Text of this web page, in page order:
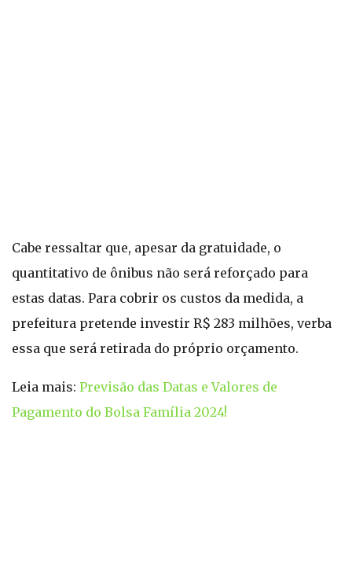
Cabe ressaltar que, apesar da gratuidade, o
quantitativo de ônibus não será reforçado para
estas datas. Para cobrir os custos da medida, a
prefeitura pretende investir R$ 283 milhões, verba
essa que será retirada do próprio orçamento.
Leia mais: Previsão das Datas e Valores de
Pagamento do Bolsa Família 2024!